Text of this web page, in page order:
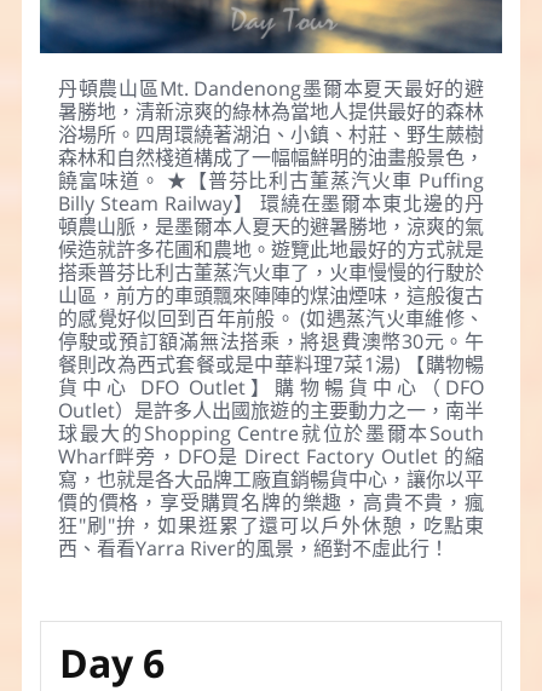
丹頓農山區Mt. Dandenong墨爾本夏天最好的避
暑勝地，清新涼爽的綠林為當地人提供最好的森林
浴場所。四周環繞著湖泊、小鎮、村莊、野生蕨樹
森林和自然棧道構成了一幅幅鮮明的油畫般景色，
饒富味道。 ★【普芬比利古董蒸汽火車 Puffing
Billy Steam Railway】 環繞在墨爾本東北邊的丹
頓農山脈，是墨爾本人夏天的避暑勝地，涼爽的氣
候造就許多花圃和農地。遊覽此地最好的方式就是
搭乘普芬比利古董蒸汽火車了，火車慢慢的行駛於
山區，前方的車頭飄來陣陣的煤油煙味，這般復古
的感覺好似回到百年前般。 (如遇蒸汽火車維修、
停駛或預訂額滿無法搭乘，將退費澳幣30元。午
餐則改為西式套餐或是中華料理7菜1湯) 【購物暢
貨中心 DFO Outlet】購物暢貨中心（DFO
Outlet）是許多人出國旅遊的主要動力之一，南半
球最大的Shopping Centre就位於墨爾本South
Wharf畔旁，DFO是 Direct Factory Outlet 的縮
寫，也就是各大品牌工廠直銷暢貨中心，讓你以平
價的價格，享受購買名牌的樂趣，高貴不貴，瘋
狂"刷"拚，如果逛累了還可以戶外休憩，吃點東
西、看看Yarra River的風景，絕對不虛此行！
Day 6